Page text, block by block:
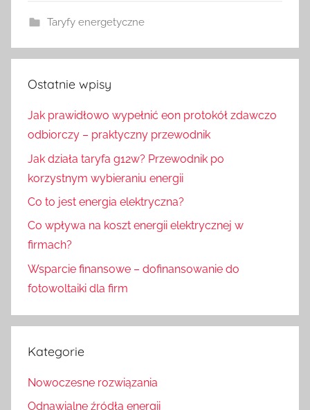
Taryfy energetyczne
Ostatnie wpisy
Jak prawidłowo wypełnić eon protokół zdawczo
odbiorczy – praktyczny przewodnik
Jak działa taryfa g12w? Przewodnik po
korzystnym wybieraniu energii
Co to jest energia elektryczna?
Co wpływa na koszt energii elektrycznej w
firmach?
Wsparcie finansowe – dofinansowanie do
fotowoltaiki dla firm
Kategorie
Nowoczesne rozwiązania
Odnawialne źródła energii